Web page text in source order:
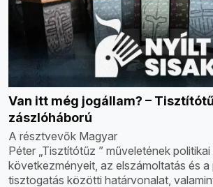
Van itt még jogállam? –
zászlóháború
A résztvevők Magyar
Péter „Tisztítótűz ” műveletének politikai
következményeit, az elszámoltatás és a
tisztogatás közötti határvonalat,